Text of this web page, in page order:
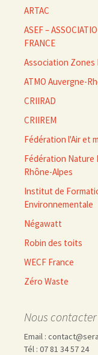
ARTAC
ASEF –
FRANCE
Association Zones
ATMO Auvergne-
CRIIRAD
CRIIREM
Fédération l'Air et
Fédération Nature
Rhône-Alpes
Institut de
Environnementale
Négawatt
Robin des toits
WECF France
Zéro Waste
Nous contacter
Email :
Tél : 07 81 34 57 24